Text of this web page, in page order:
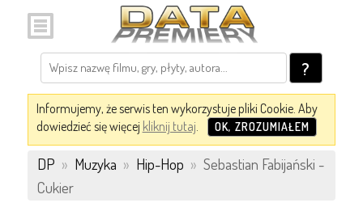
?
Informujemy, że serwis ten wykorzystuje pliki Cookie. Aby
dowiedzieć się więcej kliknij tutaj. OK, ZROZUMIAŁEM
DP » Muzyka » Hip-Hop » Sebastian Fabijański -
Cukier